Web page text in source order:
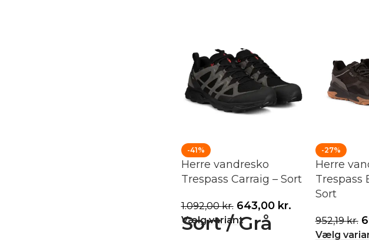
-41%
Herre vandresko
Trespass Carraig – Sort
1.092,00kr. 643,00 kr.
Vælg variant
Sort / Grå
-27%
Herre
Trespass
Sort
952,19kr.
Vælg